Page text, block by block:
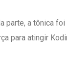
parte, a tônica
para atingir